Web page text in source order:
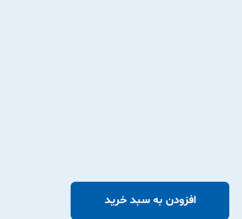
افزودن به سبد خرید